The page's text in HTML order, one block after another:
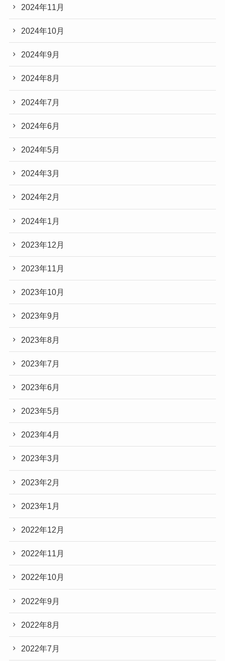
2024年11月
2024年10月
2024年9月
2024年8月
2024年7月
2024年6月
2024年5月
2024年3月
2024年2月
2024年1月
2023年12月
2023年11月
2023年10月
2023年9月
2023年8月
2023年7月
2023年6月
2023年5月
2023年4月
2023年3月
2023年2月
2023年1月
2022年12月
2022年11月
2022年10月
2022年9月
2022年8月
2022年7月